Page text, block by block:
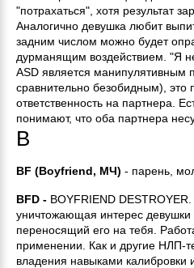
"потрахаться", хотя результат
Аналогично девушка любит
задним числом можно будет
дурманящим воздействием. "Я
ASD является манипулятивным
сравнительно безобидным), это
ответственность на партнера.
понимают, что оба партнера
B
BF (Boyfriend, МЧ) - парень,
BFD - BOYFRIEND DESTROYER.
уничтожающая интерес
переносящий его на тебя.
применении. Как и другие НЛП-
владения навыками калибровки